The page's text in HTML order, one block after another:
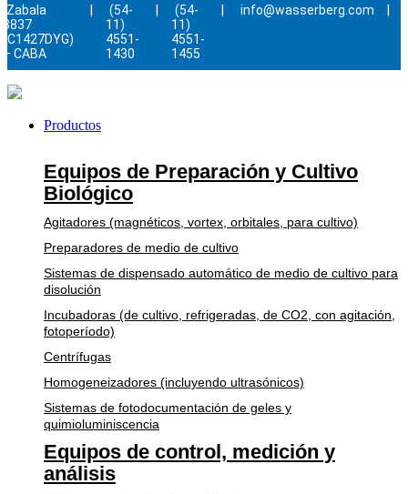
Zabala
3837
(C1427DYG)
– CABA
(54-
11)
4551-
1430
(54-
11)
4551-
1455
info@wasserberg.com
Productos
Equipos de Preparación y Cultivo
Biológico
Agitadores (magnéticos, vortex, orbitales, para cultivo)
Preparadores de medio de cultivo
Sistemas de dispensado automático de medio de cultivo para
disolución
Incubadoras (de cultivo, refrigeradas, de CO2, con agitación,
fotoperíodo)
Centrífugas
Homogeneizadores (incluyendo ultrasónicos)
Sistemas de fotodocumentación de geles y
quimioluminiscencia
Equipos de control, medición y
análisis